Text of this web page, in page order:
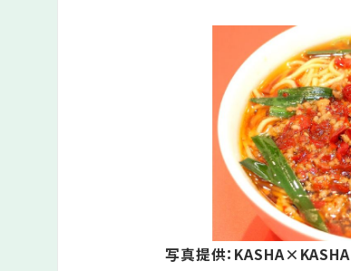
写真提供：KASHA×KASHA